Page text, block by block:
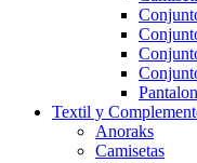
Textil y
Anoraks
Camisetas